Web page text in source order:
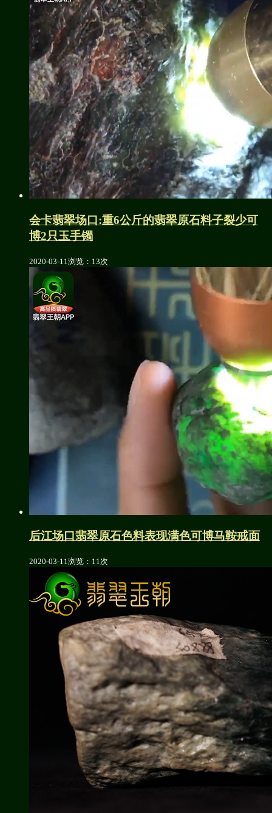
会卡翡翠场口:重6公斤的翡翠原石料子裂少可
博2只玉手镯
2020-03-11 浏览：13次
后江场口翡翠原石色料表现满色可博马鞍戒面
2020-03-11浏览：11次